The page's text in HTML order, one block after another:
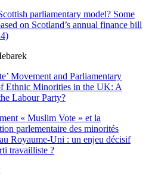
parliamentary model? Some
on Scotland’s annual finance bill
Movement and Parliamentary
Ethnic Minorities in the UK: A
Labour Party?
« Muslim Vote » et la
parlementaire des minorités
Royaume-Uni : un enjeu décisif
travailliste ?